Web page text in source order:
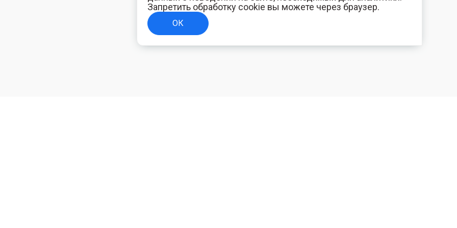
Запретить обработку cookie вы можете через браузер.
ОК